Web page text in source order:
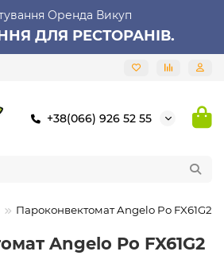
Оренда Викуп
ДЛЯ РЕСТОРАНІВ.
+38(066) 926 52 55
Пароконвектомат Angelo Po FX61G2
Angelo Po FX61G2